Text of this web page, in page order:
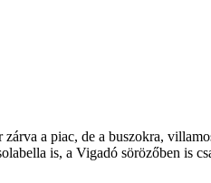
a piac, de a buszokra,
is, a Vigadó sörözőben is